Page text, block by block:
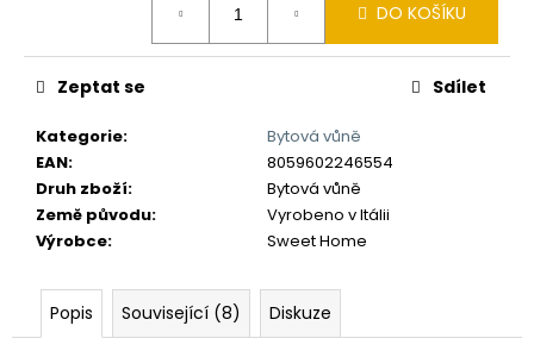
DO KOŠÍKU
Kategorie:
Bytová vůně
EAN:
8059602246554
Druh zboží:
Bytová vůně
Země původu:
Vyrobeno v Itálii
Výrobce: Sweet Home
Zeptat se Sdílet
Popis Související (8) Diskuze